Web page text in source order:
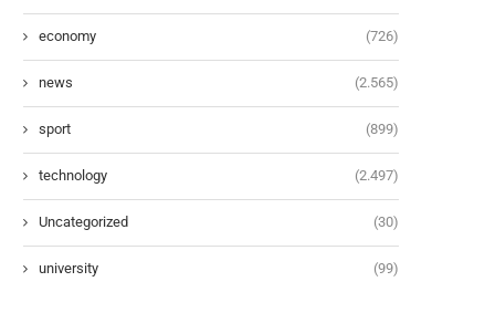
economy (726)
news (2.565)
sport (899)
technology (2.497)
Uncategorized (30)
university (99)